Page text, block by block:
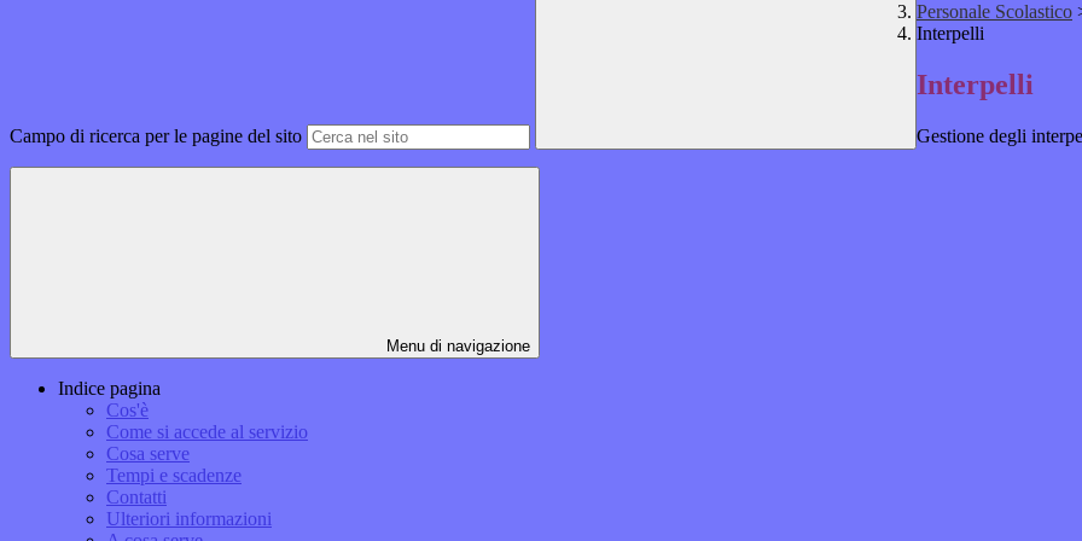
Campo di ricerca per le pagine del sito
Personale Scolastico
Interpelli
Interpelli
Gestione degli
Menu di navigazione
Indice pagina
Cos'è
Come si accede al servizio
Cosa serve
Tempi e scadenze
Contatti
Ulteriori informazioni